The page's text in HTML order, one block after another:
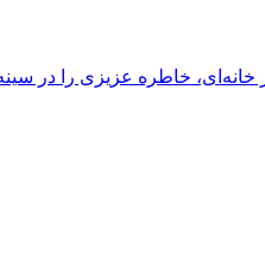
خاطره عزیزی را در